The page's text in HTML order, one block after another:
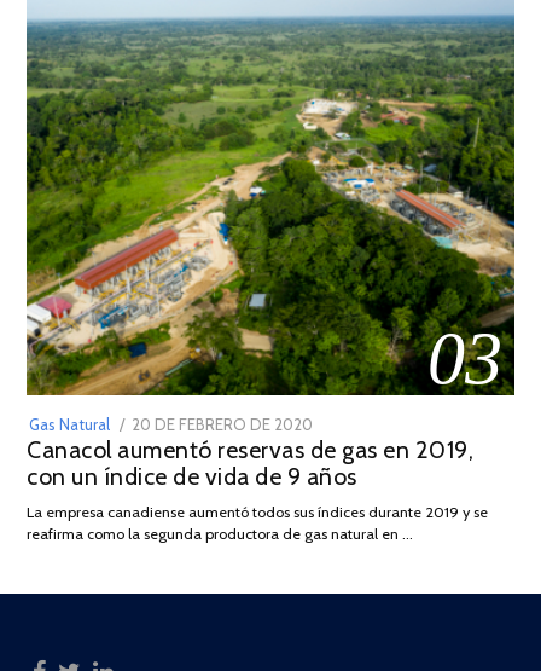
03
Gas Natural
POSTED
ON
20 DE FEBRERO DE 2020
DE
JULIO
2025
Canacol aumentó reservas de gas en 2019,
con un índice de vida de 9 años
La empresa canadiense aumentó todos sus índices durante 2019 y se
reafirma como la segunda productora de gas natural en …